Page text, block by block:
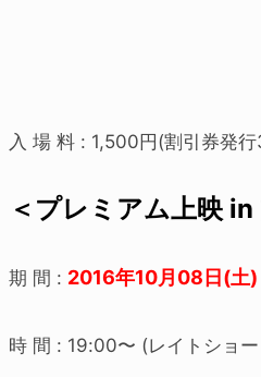
入 場 料 : 1,500円(割引券発
＜プレミアム上映 in
期 間 : 2016年10月08日(土)
時 間 : 19:00〜 (レイトショ